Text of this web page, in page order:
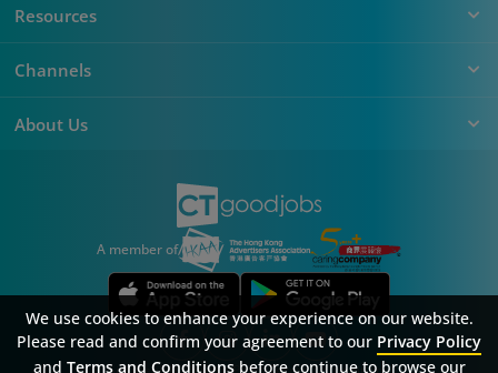
Resources
Channels
About Us
A member of
We use cookies to enhance your experience on our website.
Please read and confirm your agreement to our Privacy Policy
and Terms and Conditionsbefore continue to browse our